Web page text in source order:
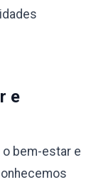
e
bem-estar e